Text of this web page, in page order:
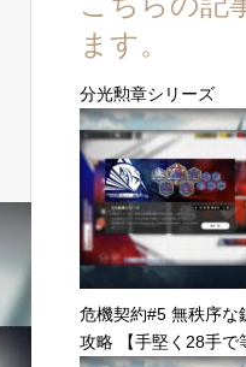
ます。
分光勲章シリーズ
危機契約#5 無秩序な
攻略 【手堅く28手で